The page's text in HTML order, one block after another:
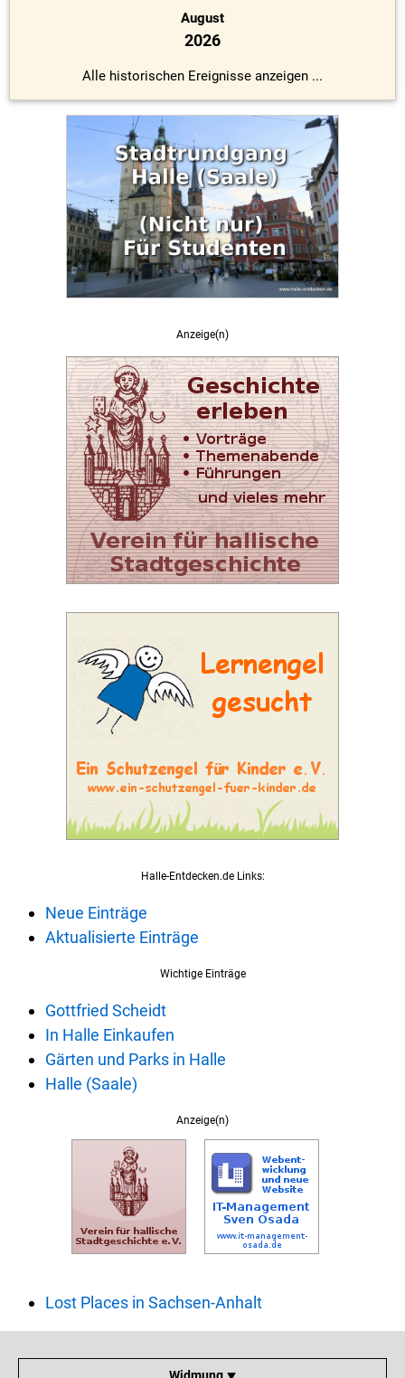
August
2026
Alle historischen Ereignisse anzeigen ...
Anzeige(n)
Halle-Entdecken.de Links:
Neue Einträge
Aktualisierte Einträge
Wichtige Einträge
Gottfried Scheidt
In Halle Einkaufen
Gärten und Parks in Halle
Halle (Saale)
Anzeige(n)
Lost Places in Sachsen-Anhalt
Widmung ⯆